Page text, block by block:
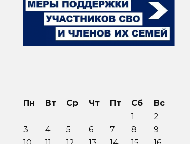
Пн Вт Ср Чт Пт Сб
Вс
1
2
3
4 5 6 7 8
9